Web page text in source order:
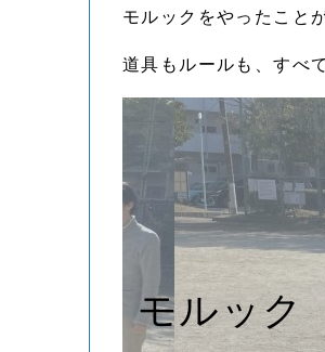
モルックをやったこと
道具もルールも、すべ
モルッ